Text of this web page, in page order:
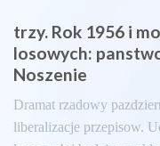
trzy. Rok 1956 i
losowych:
Noszenie
Dramat rzadowy
liberalizacje przepisow.